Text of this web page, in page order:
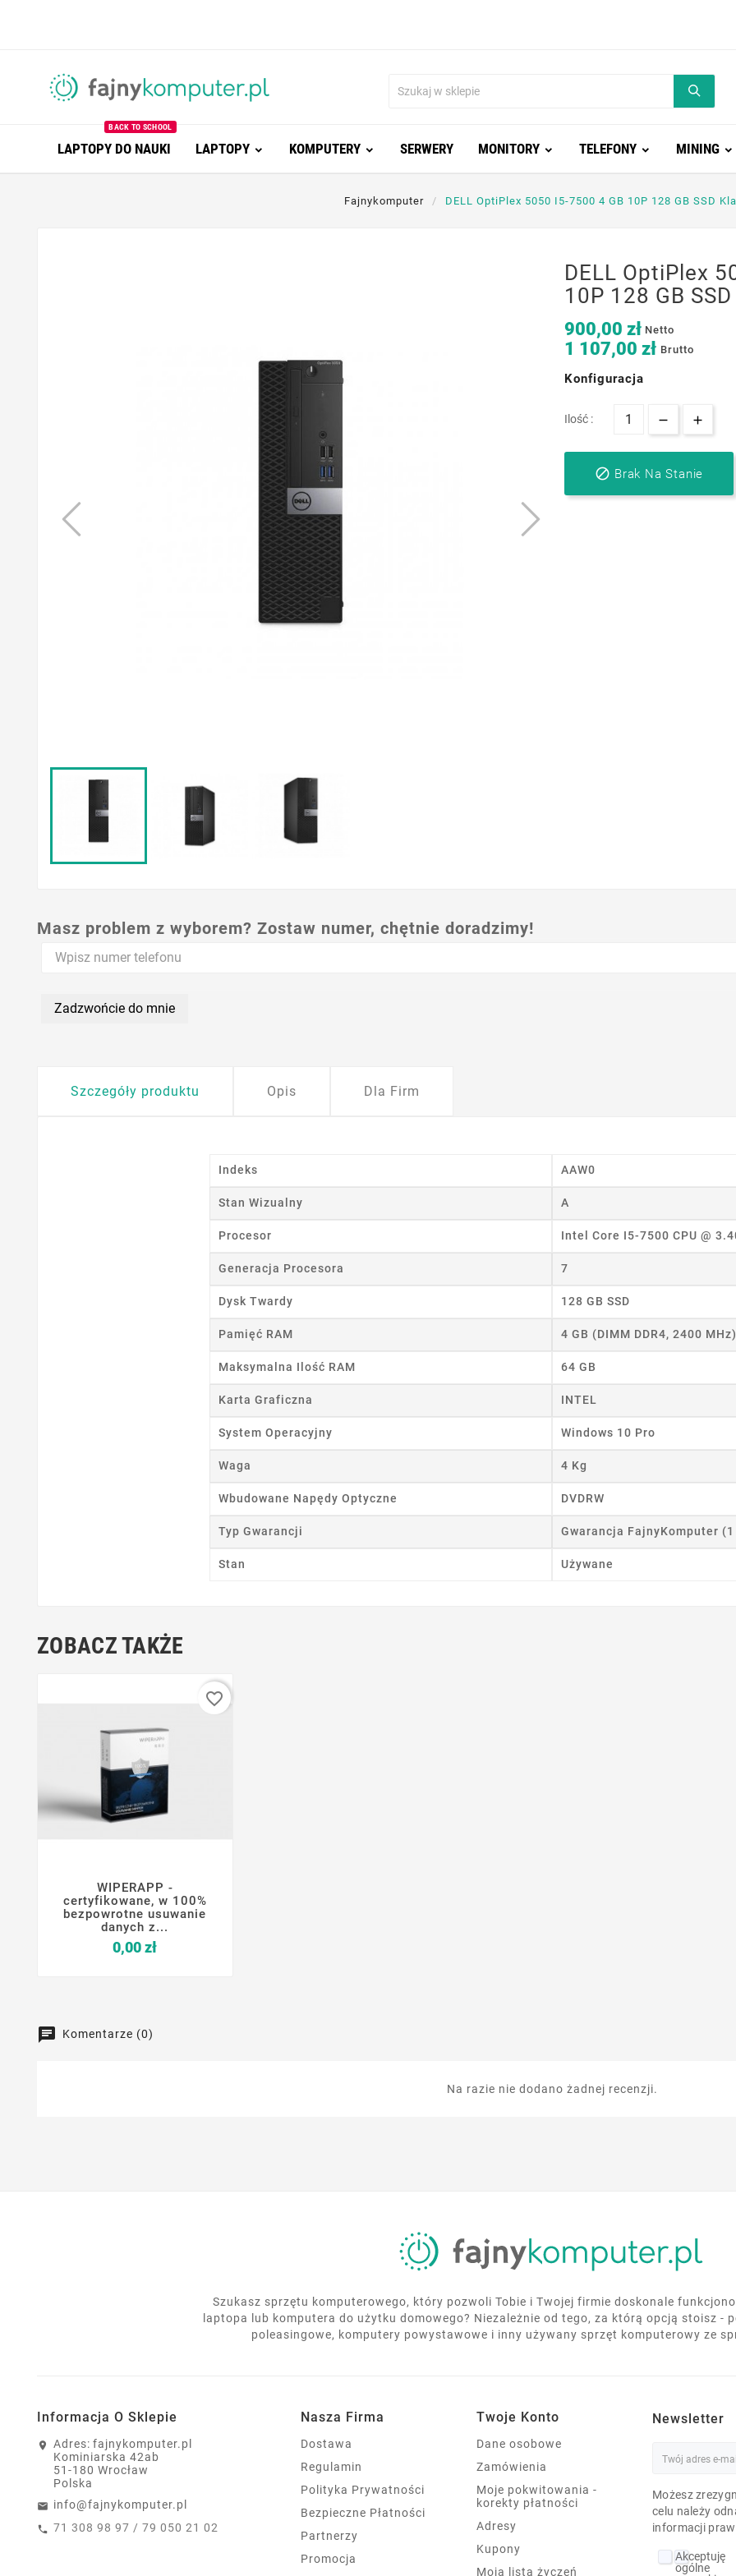
LAPTOPY DO NAUKI
BACK TO SCHOOL
LAPTOPY KOMPUTERY SERWERY MONITORY TELEFONY MINING
Fajnykomputer DELL OptiPlex 5050 I5-7500 4 GB 10P 128 GB SSD
DELL OptiPlex
10P 128 GB
900,00 zł Netto
1 107,00 zł Brutto
Konfiguracja
Ilość :
 Brak Na Stanie
Masz problem z wyborem? Zostaw numer, chętnie doradzimy!
Zadzwońcie do mnie
Szczegóły produktu Opis Dla Firm
Indeks AAW0
Stan Wizualny A
Procesor Intel Core I5-7500 CPU @
Generacja Procesora 7
Dysk Twardy 128 GB SSD
Pamięć RAM 4 GB (DIMM DDR4, 2400 MHz)
Maksymalna Ilość RAM 64 GB
Karta Graficzna INTEL
System Operacyjny Windows 10 Pro
Waga 4 Kg
Wbudowane Napędy Optyczne DVDRW
Typ Gwarancji Gwarancja FajnyKomputer (1
Stan Używane
ZOBACZ TAKŻE
   
WIPERAPP -
certyfikowane, w 100%
bezpowrotne usuwanie
danych z...
0,00 złCena
favorite_border
Komentarze (0)
Na razie nie dodano żadnej recenzji.
Szukasz sprzętu komputerowego, który pozwoli Tobie i Twojej firmie doskonale
laptopa lub komputera do użytku domowego? Niezależnie od tego, za którą opcją stoisz -
poleasingowe, komputery powystawowe i inny używany sprzęt komputerowy ze
Informacja O Sklepie
Adres: fajnykomputer.pl
Kominiarska 42ab
51-180 Wrocław
Polska
info@fajnykomputer.pl
71 308 98 97 / 79 050 21 02
Nasza Firma
Dostawa
Regulamin
Polityka Prywatności
Bezpieczne Płatności
Partnerzy
Promocja
Twoje Konto
Dane osobowe
Zamówienia
Moje pokwitowania -
korekty płatności
Adresy
Kupony
Moja lista życzeń
Newsletter
Możesz
celu należy
informacji
Akceptuję
ogólne
Utwórz listę życzeń
Anuluj